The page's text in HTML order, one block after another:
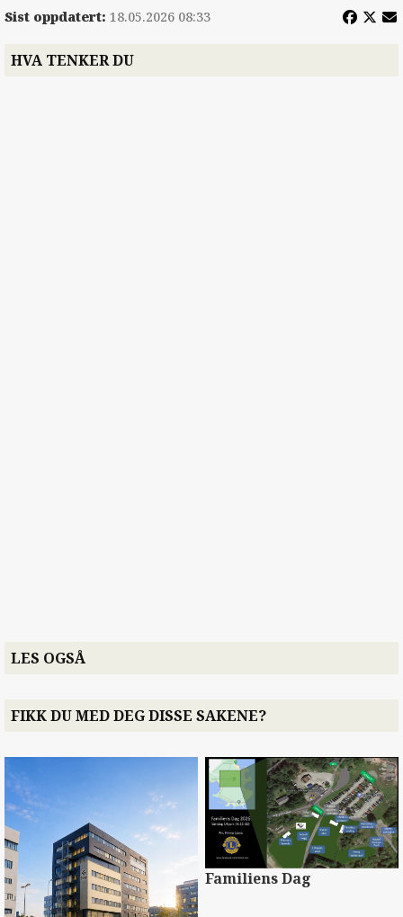
Sist oppdatert: 18.05.2026 08:33
HVA TENKER DU
LES OGSÅ
FIKK DU MED DEG DISSE SAKENE?
Familiens Dag